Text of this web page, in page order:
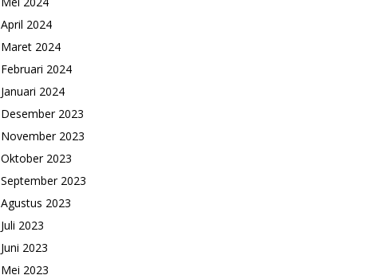
April 2024
Maret 2024
Februari 2024
Januari 2024
Desember 2023
November 2023
Oktober 2023
September 2023
Agustus 2023
Juli 2023
Juni 2023
Mei 2023